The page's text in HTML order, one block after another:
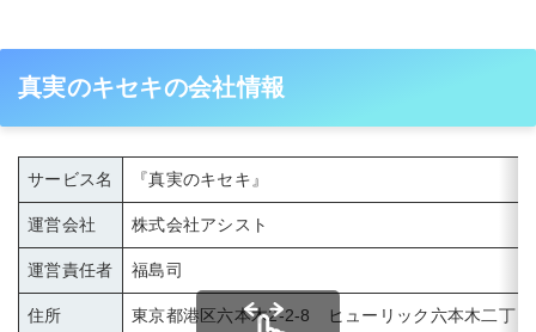
真実のキセキの会社情報
サービス名 『真実のキセキ』
運営会社 株式会社アシスト
運営責任者 福島司
住所 東京都港区六本木2-2-8 ヒューリック六本木二丁目